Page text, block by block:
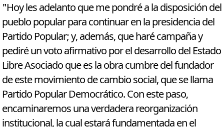
"Hoy les adelanto que me pondré a la disposición del
pueblo popular para continuar en la presidencia del
Partido Popular; y, además, que haré campaña y
pediré un voto afirmativo por el desarrollo del Estado
Libre Asociado que es la obra cumbre del fundador
de este movimiento de cambio social, que se llama
Partido Popular Democrático. Con este paso,
encaminaremos una verdadera reorganización
institucional, la cual estará fundamentada en el